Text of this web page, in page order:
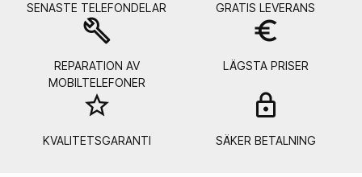
SENASTE TELEFONDELAR GRATIS LEVERANS
build
REPARATION AV
MOBILTELEFONER
euro_symbol
LÄGSTA PRISER
star_border
KVALITETSGARANTI SÄKER BETALNING